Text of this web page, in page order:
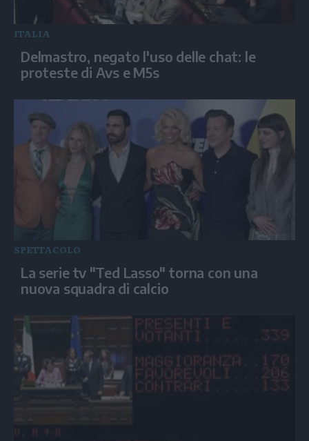
ITALIA
Delmastro, negato l'uso delle chat: le
proteste di Avs e M5s
SPETTACOLO
La serie tv "Ted Lasso" torna con una
nuova squadra di calcio